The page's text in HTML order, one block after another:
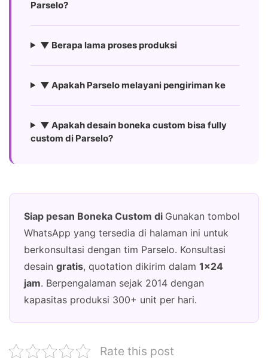
Parselo?
▼ Berapa lama proses produksi
▼ Apakah Parselo melayani pengiriman ke
▼ Apakah desain boneka custom bisa fully
custom di Parselo?
Siap pesan Boneka Custom di Gunakan tombol
WhatsApp yang tersedia di halaman ini untuk
berkonsultasi dengan tim Parselo. Konsultasi
desain gratis, quotation dikirim dalam 1×24
jam. Berpengalaman sejak 2014 dengan
kapasitas produksi 300+ unit per hari.
Rate this post